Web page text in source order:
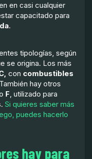
en casi cualquier
capacitado para
.
tipologías, según
se origina. Los más
con combustibles
hay otros
F, utilizado para
. Si quieres saber más
puedes hacerlo
hay para